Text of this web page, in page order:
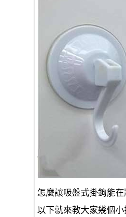
怎麼讓吸盤式掛鉤能
以下就來教大家幾個小